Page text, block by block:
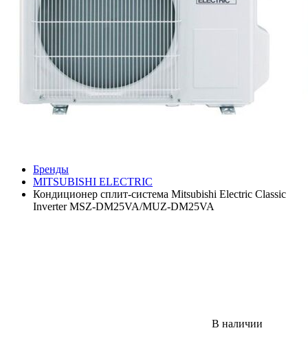
Бренды
MITSUBISHI ELECTRIC
Кондиционер сплит-система Mitsubishi Electric Classic
Inverter MSZ-DM25VA/MUZ-DM25VA
В наличии